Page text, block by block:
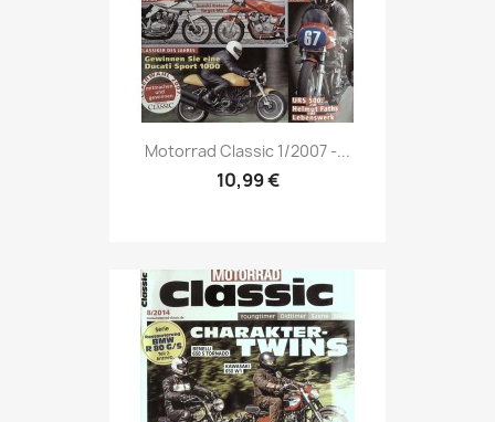
Vorschau
Motorrad Classic 1/2007 -...
10,99 €